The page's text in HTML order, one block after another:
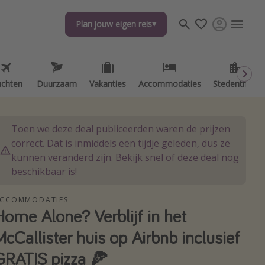
Plan jouw eigen reis
Duurzaam Vakanties Accommodaties Stedentrips
Plan jouw eigen reis
Duurzaam Vakanties Accommodaties Stedentrips
Toen we deze deal publiceerden waren de prijzen
correct. Dat is inmiddels een tijdje geleden, dus ze
kunnen veranderd zijn. Bekijk snel of deze deal nog
beschikbaar is!
Alone? Verblijf in het
huis op Airbnb inclusief
pizza 🍕